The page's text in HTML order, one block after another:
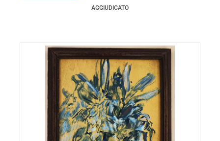
AGGIUDICATO